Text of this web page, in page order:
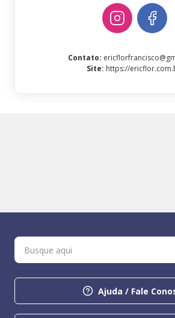
Contato:
Site: https://
Ajuda / Fale